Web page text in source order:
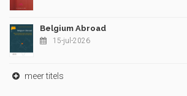
Belgium Abroad
15-jul-2026
meer titels